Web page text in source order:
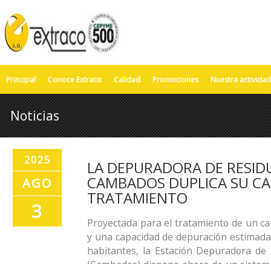
Principal Conoce Extraco Calidad Promociones Nuestra actividad
Noticias
2025
AGO
3
LA DEPURADORA DE
CAMBADOS DUPLICA SU
TRATAMIENTO
Proyectada para el tratamiento de un
y una capacidad de depuración
habitantes, la Estación Depuradora de